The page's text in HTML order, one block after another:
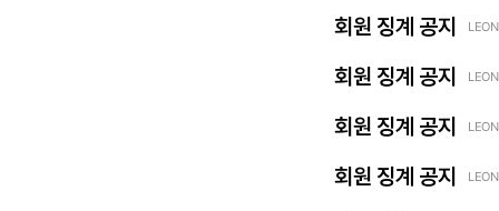
회원 징계 공지
회원 징계 공지
회원 징계 공지
회원 징계 공지